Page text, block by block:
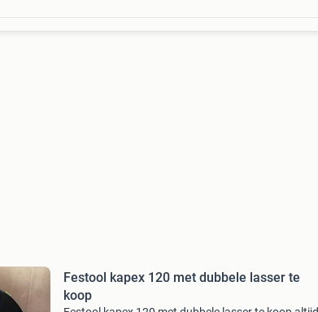
Festool kapex 120 met dubbele lasser te
koop